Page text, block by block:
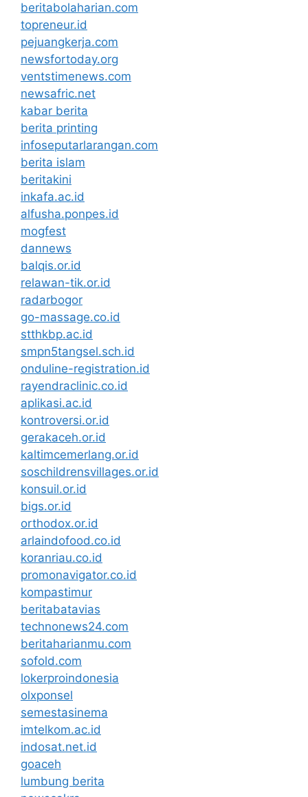
beritabolaharian.com
topreneur.id
pejuangkerja.com
newsfortoday.org
ventstimenews.com
newsafric.net
kabar berita
berita printing
infoseputarlarangan.com
berita islam
beritakini
inkafa.ac.id
alfusha.ponpes.id
mogfest
dannews
balqis.or.id
relawan-tik.or.id
radarbogor
go-massage.co.id
stthkbp.ac.id
smpn5tangsel.sch.id
onduline-registration.id
rayendraclinic.co.id
aplikasi.ac.id
kontroversi.or.id
gerakaceh.or.id
kaltimcemerlang.or.id
soschildrensvillages.or.id
konsuil.or.id
bigs.or.id
orthodox.or.id
arlaindofood.co.id
koranriau.co.id
promonavigator.co.id
kompastimur
beritabatavias
technonews24.com
beritaharianmu.com
sofold.com
lokerproindonesia
olxponsel
semestasinema
imtelkom.ac.id
indosat.net.id
goaceh
lumbung berita